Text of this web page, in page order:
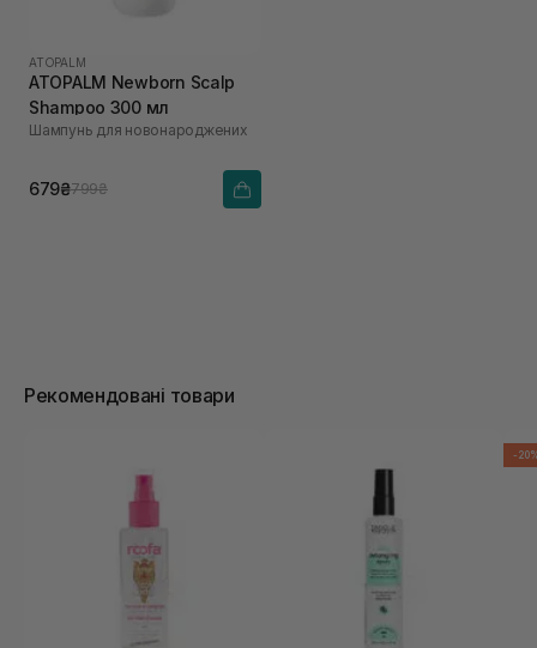
ATOPALM
ATOPALM Newborn Scalp
Shampoo 300 мл
Шампунь для новонароджених
679₴799₴
Рекомендовані товари
-